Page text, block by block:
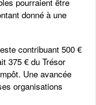
donné à une
contribuant 500 €
375 € du Trésor
Une avancée
organisations